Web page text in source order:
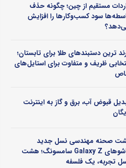
مستقیم از چین؛ چگونه حذف
سود کسب‌وکارها را افزایش
ترین دستبندهای طلا برای تابستان؛
ظریف و متفاوت برای استایل‌های
قبوض آب، برق و گاز به اینترنت
صحنه مهندسی نسل جدید
تاشوهای Galaxy Z سامسونگ؛ هشت
تجربه، یک فلسفه